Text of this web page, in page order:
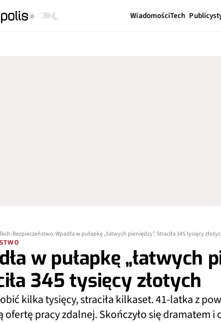
WiadomościTech
Bezpieczeństwo Wpadła w pułapkę „łatwych pieniędzy”. Straciła 345 tysięcy
w pułapkę „łatwych
345 tysięcy złotych
kilka tysięcy, straciła kilkaset. 41-latka z
ofertę pracy zdalnej. Skończyło się dramatem i